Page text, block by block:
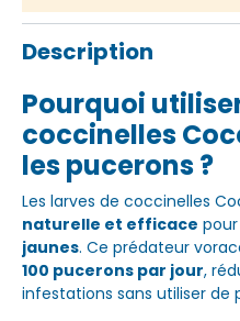
Description
Pourquoi
coccinelles
les pucerons ?
Les larves de coccinelles
naturelle et efficace
jaunes. Ce prédateur
100 pucerons par jour,
infestations sans utiliser de